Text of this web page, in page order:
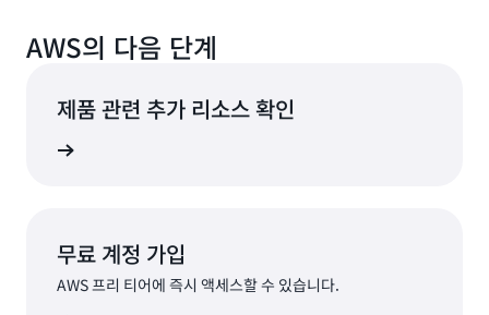
AWS의 다음 단계
제품 관련 추가 리소스 확인
무료 계정 가입
AWS 프리 티어에 즉시 액세스할 수 있습니다.